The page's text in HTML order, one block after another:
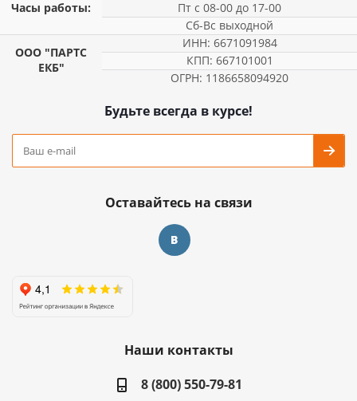
Часы работы:
Пт с 08-00 до 17-00
Сб-Вс выходной
ООО "ПАРТС
ЕКБ"
ИНН: 6671091984
КПП: 667101001
ОГРН: 1186658094920
Будьте всегда в курсе!
Оставайтесь на связи
Наши контакты
8 (800) 550-79-81